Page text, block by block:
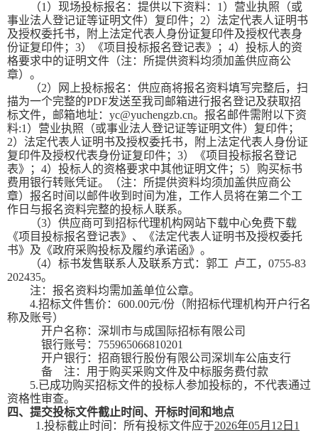
（1）现场投标报名：提供以下资料：1）营业执照（或
事业法人登记证等证明文件）复印件；2）法定代表人证明书
及授权委托书，附上法定代表人身份证复印件及授权代表身
份证复印件；3）《项目投标报名登记表》；4）投标人的资
格要求中的证明文件（注：所提供资料均须加盖供应商公
章）。
（2）网上投标报名：供应商将报名资料填写完整后，扫
描为一个完整的PDF发送至我司邮箱进行报名登记及获取招
标文件，邮箱地址：yc@yuchengzb.cn。报名邮件需附以下资
料:1）营业执照（或事业法人登记证等证明文件）复印件；
2）法定代表人证明书及授权委托书，附上法定代表人身份证
复印件及授权代表身份证复印件；3）《项目投标报名登记
表》；4）投标人的资格要求中其他证明文件；5）购买标书
费用银行转账凭证。（注：所提供资料均须加盖供应商公
章）报名时间以邮件收到时间为准，工作人员将在第二个工
作日与报名资料完整的投标人联系。
（3）供应商可到招标代理机构网站下载中心免费下载
《项目投标报名登记表》、《法定代表人证明书及授权委托
书》及《政府采购投标及履约承诺函》。
（4）标书发售联系人及联系方式：郭工 卢工，0755-83
202435。
注：报名资料均需加盖单位公章。
4.招标文件售价：600.00元/份（附招标代理机构开户行名
称及账号）
开户名称：深圳市与成国际招标有限公司
银行账号： 755965066810201
开户银行：招商银行股份有限公司深圳车公庙支行
备
注：用于购买采购文件及中标服务费付款
5.已成功购买招标文件的投标人参加投标的，不代表通过
资格性审查。
四、提交投标文件截止时间、开标时间和地点
1.投标截止时间：所有投标文件应于2026年05月 12 日 1